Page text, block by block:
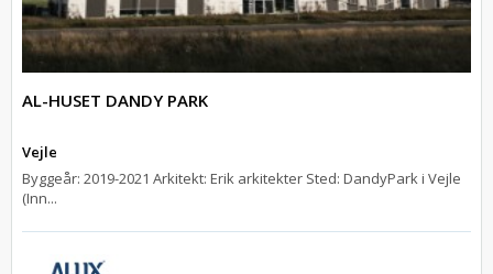
AL-HUSET DANDY PARK
Vejle
Byggeår: 2019-2021 Arkitekt: Erik arkitekter Sted: DandyPark i Vejle
(Inn...